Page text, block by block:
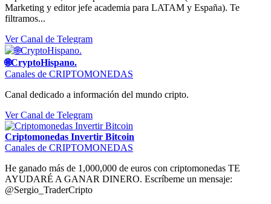
Marketing y editor jefe academia para LATAM y España). Te
filtramos...
Ver Canal de Telegram
🌐CryptoHispano.
Canales de CRIPTOMONEDAS
Canal dedicado a información del mundo cripto.
Ver Canal de Telegram
Criptomonedas Invertir Bitcoin
Canales de CRIPTOMONEDAS
He ganado más de 1,000,000 de euros con criptomonedas TE
AYUDARÉ A GANAR DINERO. Escríbeme un mensaje:
@Sergio_TraderCripto